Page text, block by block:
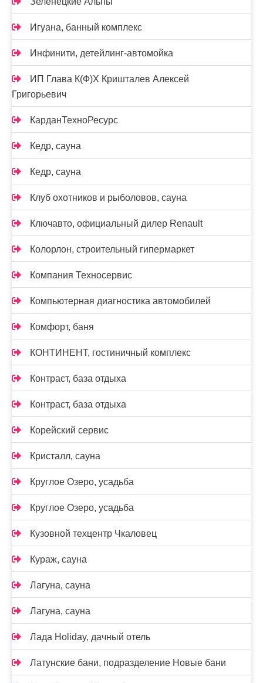
Игуана, банный комплекс
Инфинити, детейлинг-автомойка
ИП Глава К(Ф)Х Кришталев Алексей
Григорьевич
КарданТехноРесурс
Кедр, сауна
Кедр, сауна
Клуб охотников и рыболовов, сауна
Ключавто, официальный дилер Renault
Колорлон, строительный гипермаркет
Компания Техносервис
Компьютерная диагностика автомобилей
Комфорт, баня
КОНТИНЕНТ, гостиничный комплекс
Контраст, база отдыха
Контраст, база отдыха
Корейский сервис
Кристалл, сауна
Круглое Озеро, усадьба
Круглое Озеро, усадьба
Кузовной техцентр Чкаловец
Кураж, сауна
Лагуна, сауна
Лагуна, сауна
Лада Holidаy, дачный отель
Латунские бани, подразделение Новые бани